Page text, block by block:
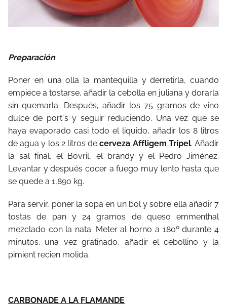
Preparación
Poner en una olla la mantequilla y derretirla, cuando
empiece a tostarse, añadir la cebolla en juliana y dorarla
sin quemarla. Después, añadir los 75 gramos de vino
dulce de port´s y seguir reduciendo. Una vez que se
haya evaporado casi todo el liquido, añadir los 8 litros
de agua y los 2 litros decerveza Affligem Tripel. Añadir
la sal final, el Bovril, el brandy y el Pedro Jiménez.
Levantar y después cocer a fuego muy lento hasta que
se quede a 1,890 kg.
Para servir, poner la sopa en un bol y sobre ella añadir 7
tostas de pan y 24 gramos de queso emmenthal
mezclado con la nata. Meter al horno a 180º durante 4
minutos. una vez gratinado, añadir el cebollino y la
pimient recien molida.
CARBONADE A LA FLAMANDE